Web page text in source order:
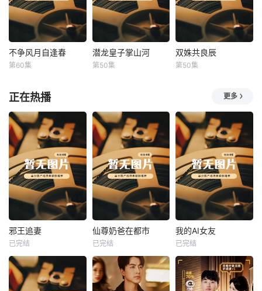
不争风月自逢春
不争风月自逢春
第60集
潜龙皇子掌山河
潜龙皇子掌山河
第50集
双姝共良辰
双姝共良辰
第50集
正在热播 更多
热播
邪王追妻
未知
邪王追妻
已完结
热播
未知
仙尊奶爸在都市
已完结
热播
我的AI女友
未知
我的AI女友
已完结